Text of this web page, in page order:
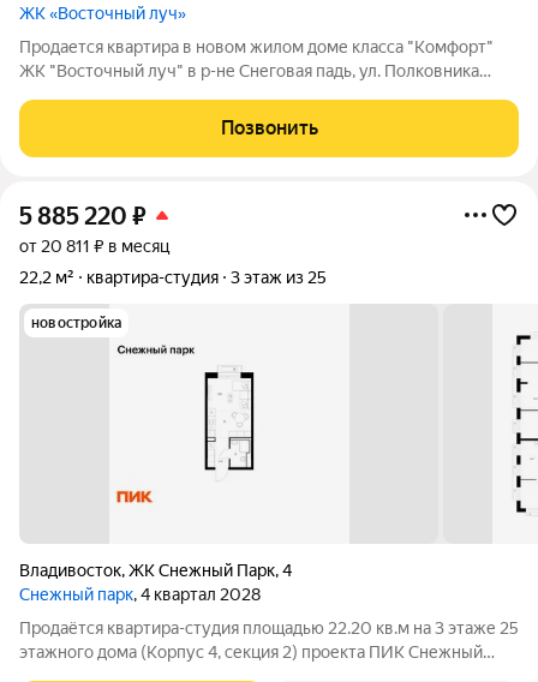
ЖК «Восточный луч»
Продается квартира в новом жилом доме класса "Комфорт"
ЖК "Восточный луч" в р-не Снеговая падь, ул. Полковника
Высокие натяжные потолки МЕБЛИРОВАНА - кухонный
гарнитур - обеденная зона - холодильник -
Позвонить
5 885 220 ₽
от 20 811 ₽ в месяц
22,2 м²
квартира-студия 3 этаж из 25
новостройка
Владивосток,ЖК Снежный Парк,4
Снежный парк, 4 квартал 2028
Продаётся квартира-студия площадью 22.20 кв.м на 3 этаже 25
этажного дома (Корпус 4, секция 2) проекта ПИК Снежный